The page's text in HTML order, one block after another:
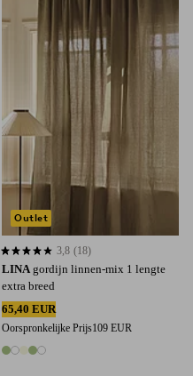
LINA gordijn linnen-mix 1 lengte
extra breed
65,40 EUR
Oorspronkelijke Prijs109 EUR
5 kleuren
3,8 op basis van 18 beoordelingen
3,8 (18)
Outlet
220 250300